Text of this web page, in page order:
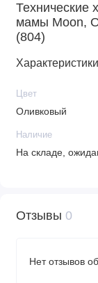
Технические
мамы Moon,
(804)
Характеристики
Цвет
Оливковый
Наличие
На складе,
Отзывы 0
Нет отзывов